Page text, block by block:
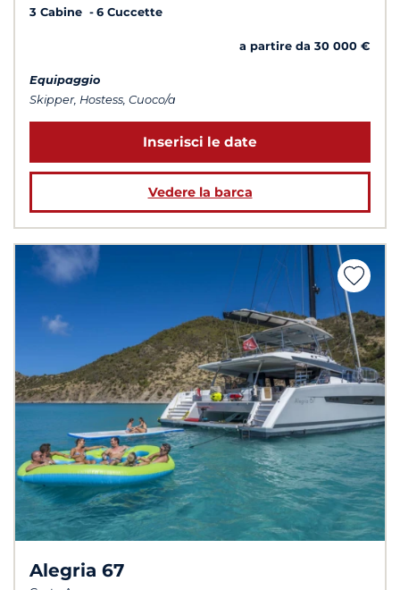
3 Cabine
6 Cuccette
a partire da 30 000 €
Equipaggio
Skipper, Hostess, Cuoco/a
Inserisci le date
Vedere la barca
Alegria 67